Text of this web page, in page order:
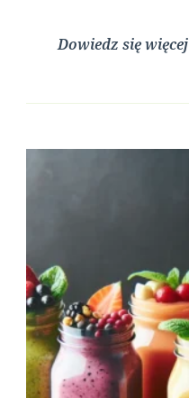
Dowiedz się więcej